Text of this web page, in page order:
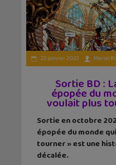
22 janvier 2022 Mariel
Sortie BD :
épopée du
voulait plus
Sortie en octobre
épopée du monde
tourner » est une
décalée.